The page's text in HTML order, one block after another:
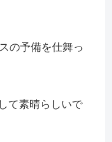
の予備を仕舞っ
て素晴らしいで